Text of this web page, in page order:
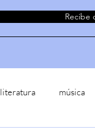
Recibe
literatura música